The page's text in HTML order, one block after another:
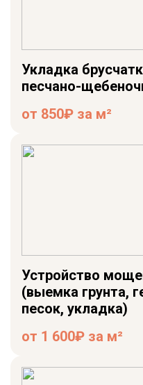
Укладка
песчано-
от 850₽ за м²
Устройство
(выемка грунта,
песок, укладка)
от 1 600₽ за м²